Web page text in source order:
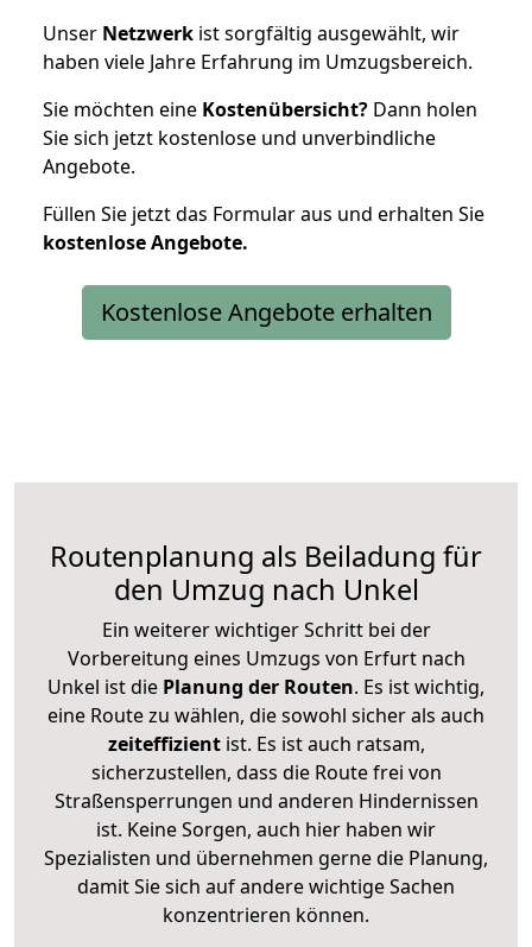
Unser Netzwerk ist sorgfältig ausgewählt, wir
haben viele Jahre Erfahrung im Umzugsbereich.
Sie möchten eine Kostenübersicht? Dann holen
Sie sich jetzt kostenlose und unverbindliche
Angebote.
Füllen Sie jetzt das Formular aus und erhalten Sie
kostenloseAngebote.
Kostenlose Angebote erhalten
Routenplanung als Beiladung für
den Umzug nach Unkel
Ein weiterer wichtiger Schritt bei der
Vorbereitung eines Umzugs von Erfurt nach
Unkel ist die Planung der Routen. Es ist wichtig,
eine Route zu wählen, die sowohl sicher als auch
zeiteffizientist. Es ist auch ratsam,
sicherzustellen, dass die Route frei von
Straßensperrungen und anderen Hindernissen
ist. Keine Sorgen, auch hier haben wir
Spezialisten und übernehmen gerne die Planung,
damit Sie sich auf andere wichtige Sachen
konzentrieren können.